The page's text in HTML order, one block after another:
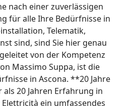
nach einer zuverlässigen
für alle Ihre Bedürfnisse in
Telematik,
sind, sind Sie hier genau
von der Kompetenz
Massimo Suppa, ist die
in Ascona. **20 Jahre
20 Jahren Erfahrung in
ein umfassendes